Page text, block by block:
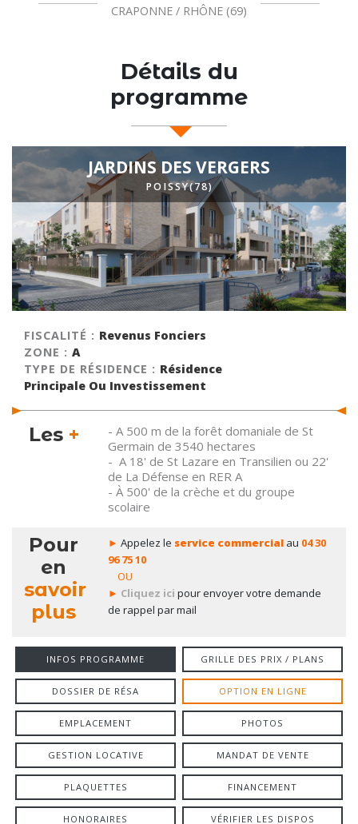
Détails du
programme
JARDINS DES VERGERS
POISSY(78)
FISCALITÉ : Revenus Fonciers
ZONE : A
TYPE DE RÉSIDENCE : Résidence
Principale Ou Investissement
Les +
- A 500 m de la forêt domaniale de St
Germain de 3540 hectares
- A 18' de St Lazare en Transilien ou 22'
de La Défense en RER A
- À 500' de la crèche et du groupe
scolaire
Pour
en
savoir
plus
► Appelez le service commercial au 04 30
96 75 10
OU
► Cliquez ici pour envoyer votre demande
de rappel par mail
INFOS PROGRAMME GRILLE DES PRIX / PLANS
DOSSIER DE RÉSA OPTION EN LIGNE
EMPLACEMENT PHOTOS
GESTION LOCATIVE MANDAT DE VENTE
PLAQUETTES FINANCEMENT
HONORAIRES VÉRIFIER LES DISPOS